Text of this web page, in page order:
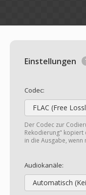
Einstellungen
Codec:
FLAC (Free
Der Codec zur
Rekodierung"
in die Ausgabe,
Audiokanäle:
Automatisch